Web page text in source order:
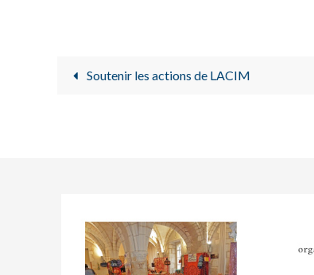
Soutenir les actions de LACIM